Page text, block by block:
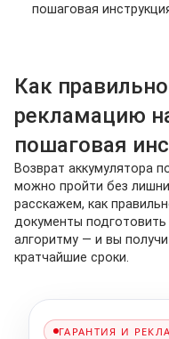
пошаговая
Как
рекламацию
пошаговая
Возврат аккумулятора
можно пройти без
расскажем, как
документы подготовить
алгоритму — и вы
кратчайшие сроки.
ГАРАНТИЯ И